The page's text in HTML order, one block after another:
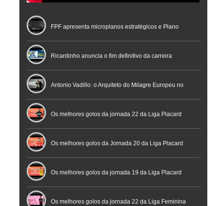
FPF apresenta microplanos estratégicos e Plano
Nacional de Arbitragem
Ricardinho anuncia o fim definitivo da carreira
profissional em conferência histórica na Cidade do
Futebol
Antonio Vadillo: o Arquiteto do Milagre Europeu no
Futsal | Documentário
Os melhores golos da jornada 22 da Liga Placard
Os melhores golos da Jornada 20 da Liga Placard
Futsal
Os melhores golos da jornada 19 da Liga Placard
Os melhores golos da jornada 22 da Liga Feminina